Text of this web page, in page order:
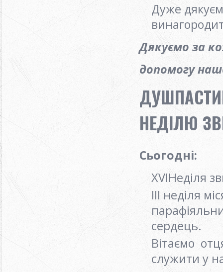
Дуже
Дякуємо за
допомогу
НЕДІЛЮ
Сьогодні:
ХVIНеділя
ІІІ неділя
сердець.
Вітаємо
служити у